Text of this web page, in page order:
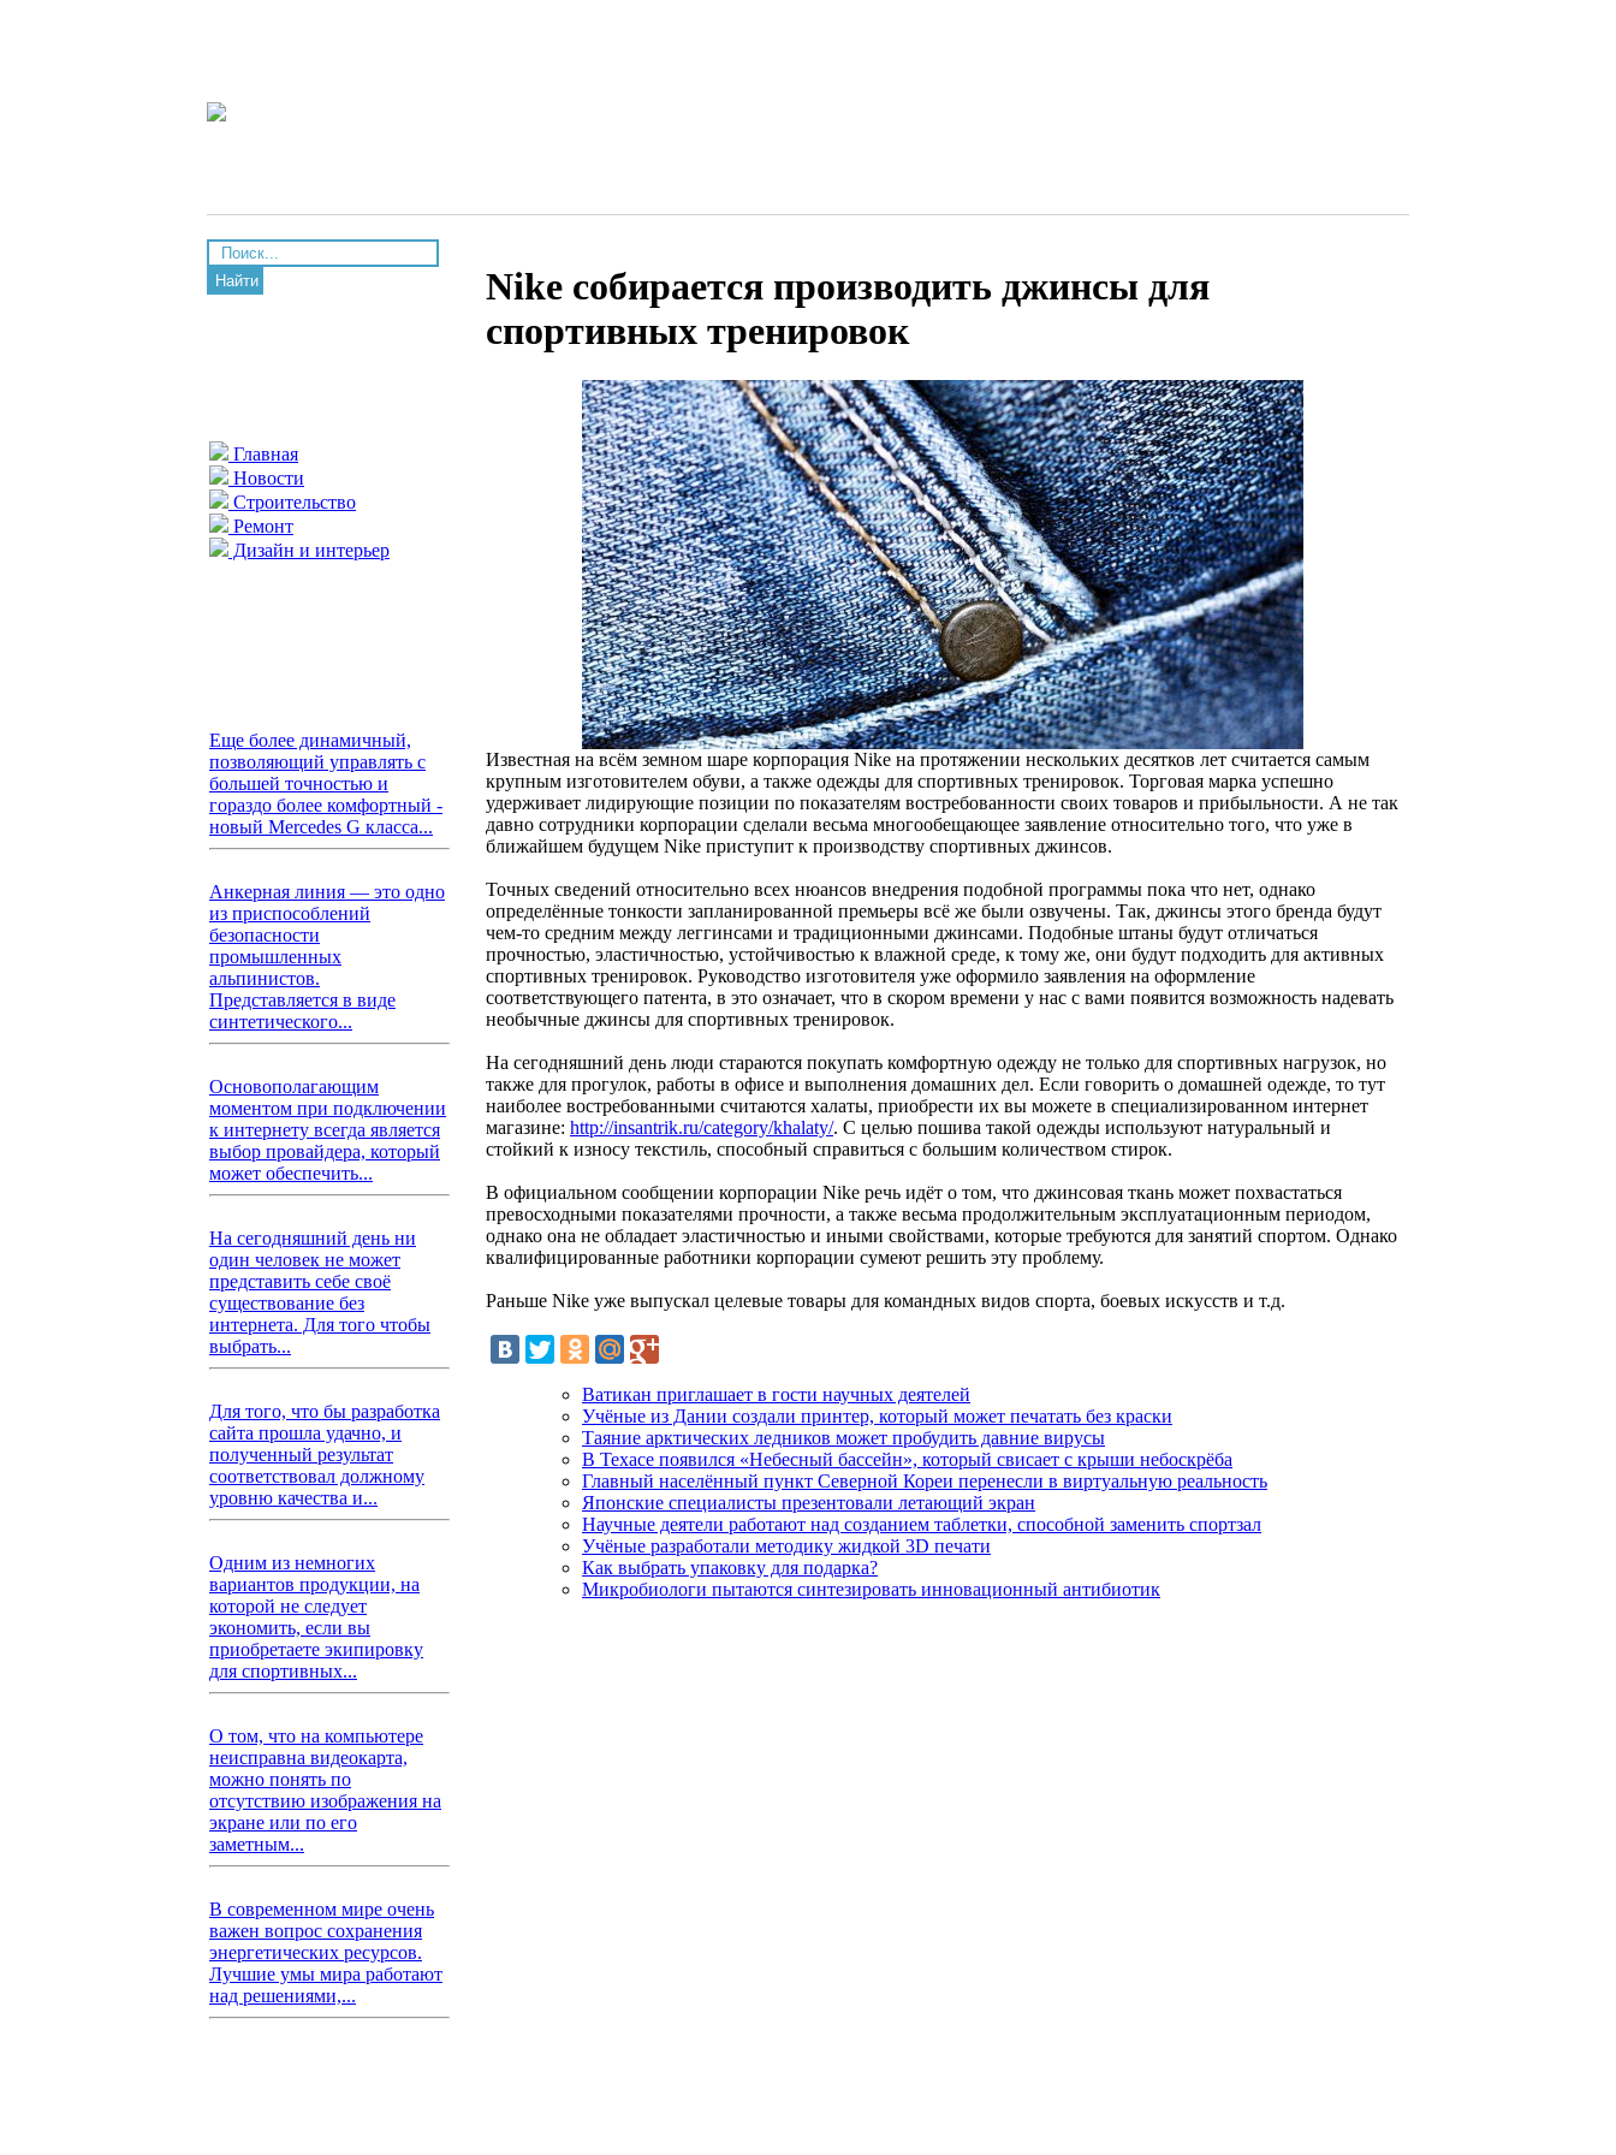
Найти
Главная
Новости
Строительство
Ремонт
Дизайн и интерьер
Еще более динамичный,
позволяющий управлять с
большей точностью и
гораздо более комфортный -
новый Mercedes G класса...
Анкерная линия — это одно
из приспособлений
безопасности
промышленных
альпинистов.
Представляется в виде
синтетического...
Основополагающим
моментом при подключении
к интернету всегда является
выбор провайдера, который
может обеспечить...
На сегодняшний день ни
один человек не может
представить себе своё
существование без
интернета. Для того чтобы
выбрать...
Для того, что бы разработка
сайта прошла удачно, и
полученный результат
соответствовал должному
уровню качества и...
Одним из немногих
вариантов продукции, на
которой не следует
экономить, если вы
приобретаете экипировку
для спортивных...
О том, что на компьютере
неисправна видеокарта,
можно понять по
отсутствию изображения на
экране или по его
заметным...
В современном мире очень
важен вопрос сохранения
энергетических ресурсов.
Лучшие умы мира работают
над решениями,...
Nike собирается производить джинсы для
спортивных тренировок
Известная на всём земном шаре корпорация Nike на протяжении нескольких десятков лет считается самым
крупным изготовителем обуви, а также одежды для спортивных тренировок. Торговая марка успешно
удерживает лидирующие позиции по показателям востребованности своих товаров и прибыльности. А не так
давно сотрудники корпорации сделали весьма многообещающее заявление относительно того, что уже в
ближайшем будущем Nike приступит к производству спортивных джинсов.
Точных сведений относительно всех нюансов внедрения подобной программы пока что нет, однако
определённые тонкости запланированной премьеры всё же были озвучены. Так, джинсы этого бренда будут
чем-то средним между леггинсами и традиционными джинсами. Подобные штаны будут отличаться
прочностью, эластичностью, устойчивостью к влажной среде, к тому же, они будут подходить для активных
спортивных тренировок. Руководство изготовителя уже оформило заявления на оформление
соответствующего патента, в это означает, что в скором времени у нас с вами появится возможность надевать
необычные джинсы для спортивных тренировок.
На сегодняшний день люди стараются покупать комфортную одежду не только для спортивных нагрузок, но
также для прогулок, работы в офисе и выполнения домашних дел. Если говорить о домашней одежде, то тут
наиболее востребованными считаются халаты, приобрести их вы можете в специализированном интернет
магазине: http://insantrik.ru/category/khalaty/. С целью пошива такой одежды используют натуральный и
стойкий к износу текстиль, способный справиться с большим количеством стирок.
В официальном сообщении корпорации Nike речь идёт о том, что джинсовая ткань может похвастаться
превосходными показателями прочности, а также весьма продолжительным эксплуатационным периодом,
однако она не обладает эластичностью и иными свойствами, которые требуются для занятий спортом. Однако
квалифицированные работники корпорации сумеют решить эту проблему.
Раньше Nike уже выпускал целевые товары для командных видов спорта, боевых искусств и т.д.
Ватикан приглашает в гости научных деятелей
Учёные из Дании создали принтер, который может печатать без краски
Таяние арктических ледников может пробудить давние вирусы
В Техасе появился «Небесный бассейн», который свисает с крыши небоскрёба
Главный населённый пункт Северной Кореи перенесли в виртуальную реальность
Японские специалисты презентовали летающий экран
Научные деятели работают над созданием таблетки, способной заменить спортзал
Учёные разработали методику жидкой 3D печати
Как выбрать упаковку для подарка?
Микробиологи пытаются синтезировать инновационный антибиотик